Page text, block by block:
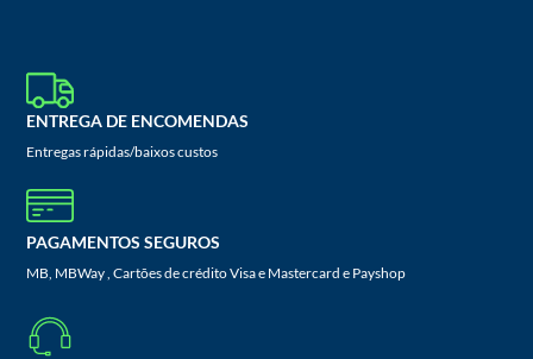
ENTREGA DE ENCOMENDAS
Entregas rápidas/baixos custos
PAGAMENTOS SEGUROS
MB, MBWay , Cartões de crédito Visa e Mastercard e Payshop